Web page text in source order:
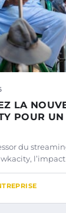
LA
POUR UN
du